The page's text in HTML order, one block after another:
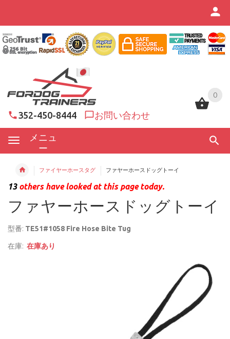
0
352-450-8444 お問い合わせ
メニュ
ー
0
ファイヤーホースタグ ファヤーホースドッグトーイ
13others have looked at this page today.
ファヤーホースドッグトーイ
型番: TE51#1058 Fire Hose Bite Tug
在庫: 在庫あり